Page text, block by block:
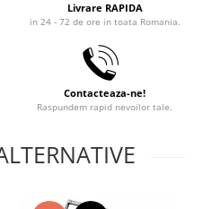
Livrare RAPIDA
in 24 - 72 de ore in toata Romania.
Contacteaza-ne!
Raspundem rapid nevoilor tale.